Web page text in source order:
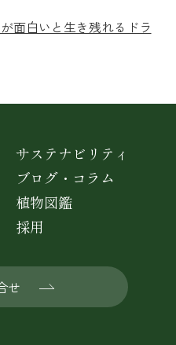
面白いと生き残れるドラ
サステナビリティ
ブログ・コラム
植物図鑑
採用
せ